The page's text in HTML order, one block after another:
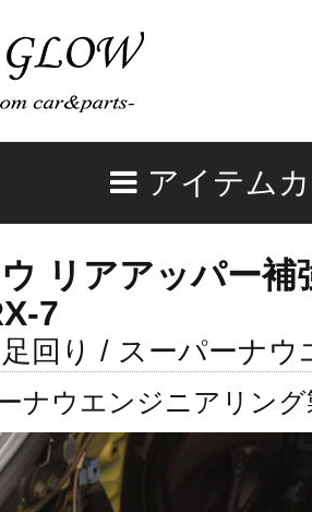
アイテム
リアアッパー補
7
回り / スーパーナ
ナウエンジニアリン